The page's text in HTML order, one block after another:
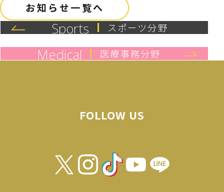
お知らせ一覧へ
Sports スポーツ分野
Medical 医療事務分野
FOLLOW US